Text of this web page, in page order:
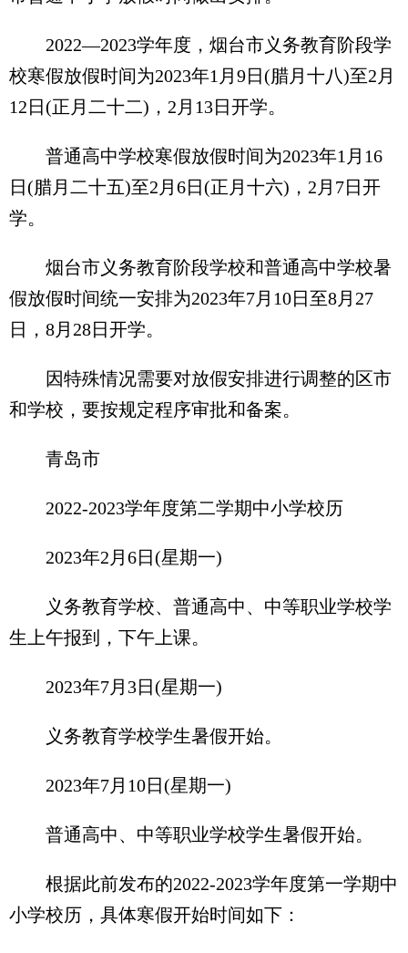
2022—2023学年度，烟台市义务教育阶段学
校寒假放假时间为2023年1月9日(腊月十八)至2月
12日(正月二十二)，2月13日开学。
普通高中学校寒假放假时间为2023年1月16
日(腊月二十五)至2月6日(正月十六)，2月7日开
学。
烟台市义务教育阶段学校和普通高中学校暑
假放假时间统一安排为2023年7月10日至8月27
日，8月28日开学。
因特殊情况需要对放假安排进行调整的区市
和学校，要按规定程序审批和备案。
青岛市
2022-2023学年度第二学期中小学校历
2023年2月6日(星期一)
义务教育学校、普通高中、中等职业学校学
生上午报到，下午上课。
2023年7月3日(星期一)
义务教育学校学生暑假开始。
2023年7月10日(星期一)
普通高中、中等职业学校学生暑假开始。
根据此前发布的2022-2023学年度第一学期中
小学校历，具体寒假开始时间如下：